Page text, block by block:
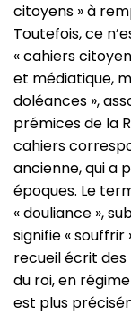
citoyens » à
Toutefois, ce
« cahiers
et médiatique,
doléances »,
prémices de la
cahiers
ancienne, qui a
époques. Le
« douliance »,
signifie « souffrir
recueil écrit
du roi, en
est plus